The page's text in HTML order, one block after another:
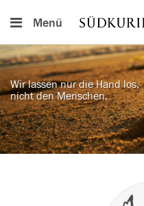
Menü
Wir lassen nur die Hand los,
nicht den Menschen.